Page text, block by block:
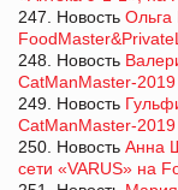
247. Новость
248. Новость
CatManMaster-2019
249. Новость
CatManMaster-2019
250. Новость Анна
сети «VARUS» на